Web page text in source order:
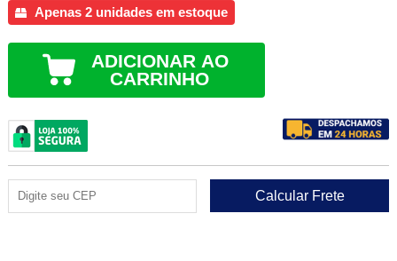
Apenas 2 unidades em estoque
ADICIONAR AO
CARRINHO